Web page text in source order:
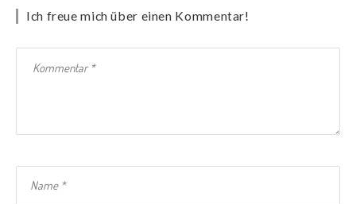
Ich freue mich über einen Kommentar!